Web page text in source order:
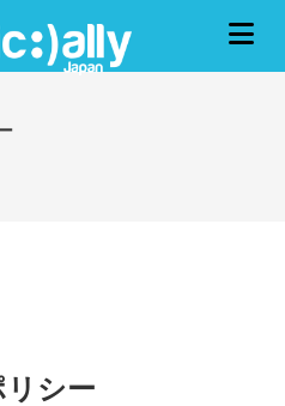
シー